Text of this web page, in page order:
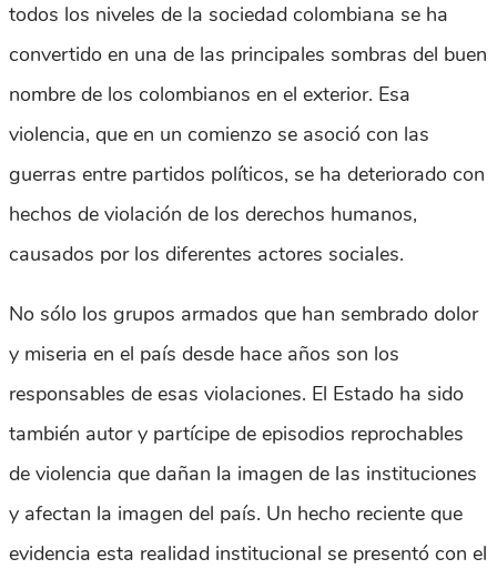
todos los niveles de la sociedad colombiana se ha
convertido en una de las principales sombras del buen
nombre de los colombianos en el exterior. Esa
violencia, que en un comienzo se asoció con las
guerras entre partidos políticos, se ha deteriorado con
hechos de violación de los derechos humanos,
causados por los diferentes actores sociales.
No sólo los grupos armados que han sembrado dolor
y miseria en el país desde hace años son los
responsables de esas violaciones. El Estado ha sido
también autor y partícipe de episodios reprochables
de violencia que dañan la imagen de las instituciones
y afectan la imagen del país. Un hecho reciente que
evidencia esta realidad institucional se presentó con el